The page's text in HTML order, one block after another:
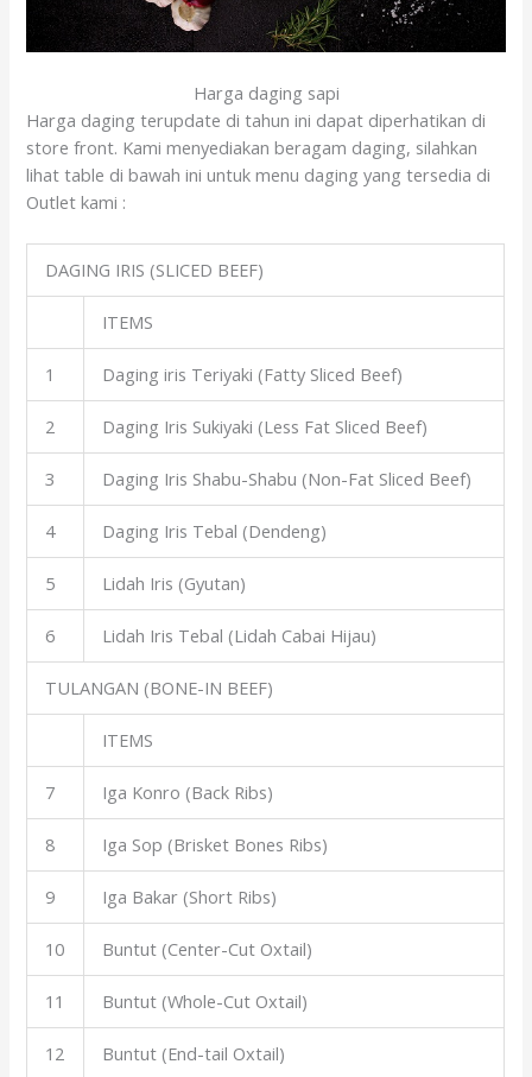
Harga daging sapi
Harga daging terupdate di tahun ini dapat diperhatikan di
store front. Kami menyediakan beragam daging, silahkan
lihat table di bawah ini untuk menu daging yang tersedia di
Outlet kami :
DAGING IRIS (SLICED BEEF)
ITEMS
1 Daging iris Teriyaki (Fatty Sliced Beef)
2 Daging Iris Sukiyaki (Less Fat Sliced Beef)
3 Daging Iris Shabu-Shabu (Non-Fat Sliced Beef)
4 Daging Iris Tebal (Dendeng)
5 Lidah Iris (Gyutan)
6 Lidah Iris Tebal (Lidah Cabai Hijau)
TULANGAN (BONE-IN BEEF)
ITEMS
7 Iga Konro (Back Ribs)
8 Iga Sop (Brisket Bones Ribs)
9 Iga Bakar (Short Ribs)
10 Buntut (Center-Cut Oxtail)
11 Buntut (Whole-Cut Oxtail)
12 Buntut (End-tail Oxtail)